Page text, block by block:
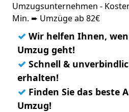
Umzugsunternehmen -
Min. ➨ Umzüge ab 82€
✓ Wir helfen Ihnen,
Umzug geht!
✓ Schnell &
erhalten!
✓ Finden Sie das beste
Umzug!